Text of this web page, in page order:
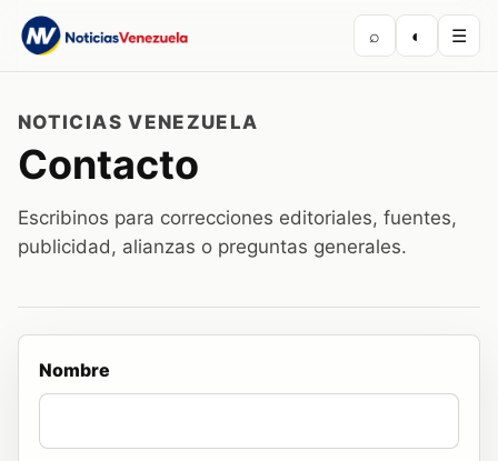
⌕ ◐ ☰
NOTICIAS VENEZUELA
Contacto
Escribinos para correcciones editoriales, fuentes,
publicidad, alianzas o preguntas generales.
Nombre